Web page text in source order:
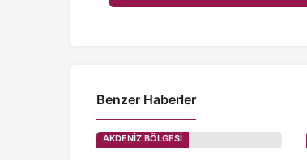
Benzer Haberler
AKDENİZ BÖLGESİ